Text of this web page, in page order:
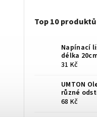
Top 10 produktů
Napínací
délka
31 Kč
UMTON
různé
68 Kč